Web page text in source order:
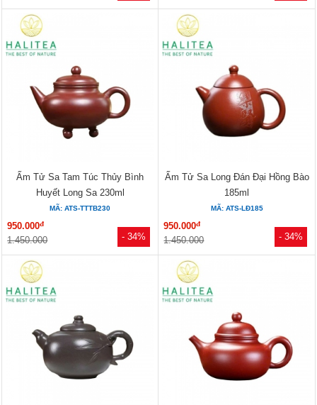
- 34%
Ấm Tử Sa Tam Túc Thủy Bình
Huyết Long Sa 230ml
MÃ: ATS-TTTB230
950.000đ
1.450.000 - 34%
Ấm Tử Sa Long Đán Đại Hồng Bào
185ml
MÃ: ATS-LĐ185
950.000đ
1.450.000